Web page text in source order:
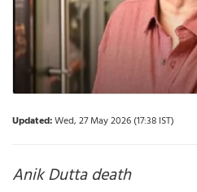
Updated:Wed, 27 May 2026 (17:38 IST)
Anik Dutta death